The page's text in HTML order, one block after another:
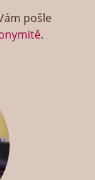
pošle
.